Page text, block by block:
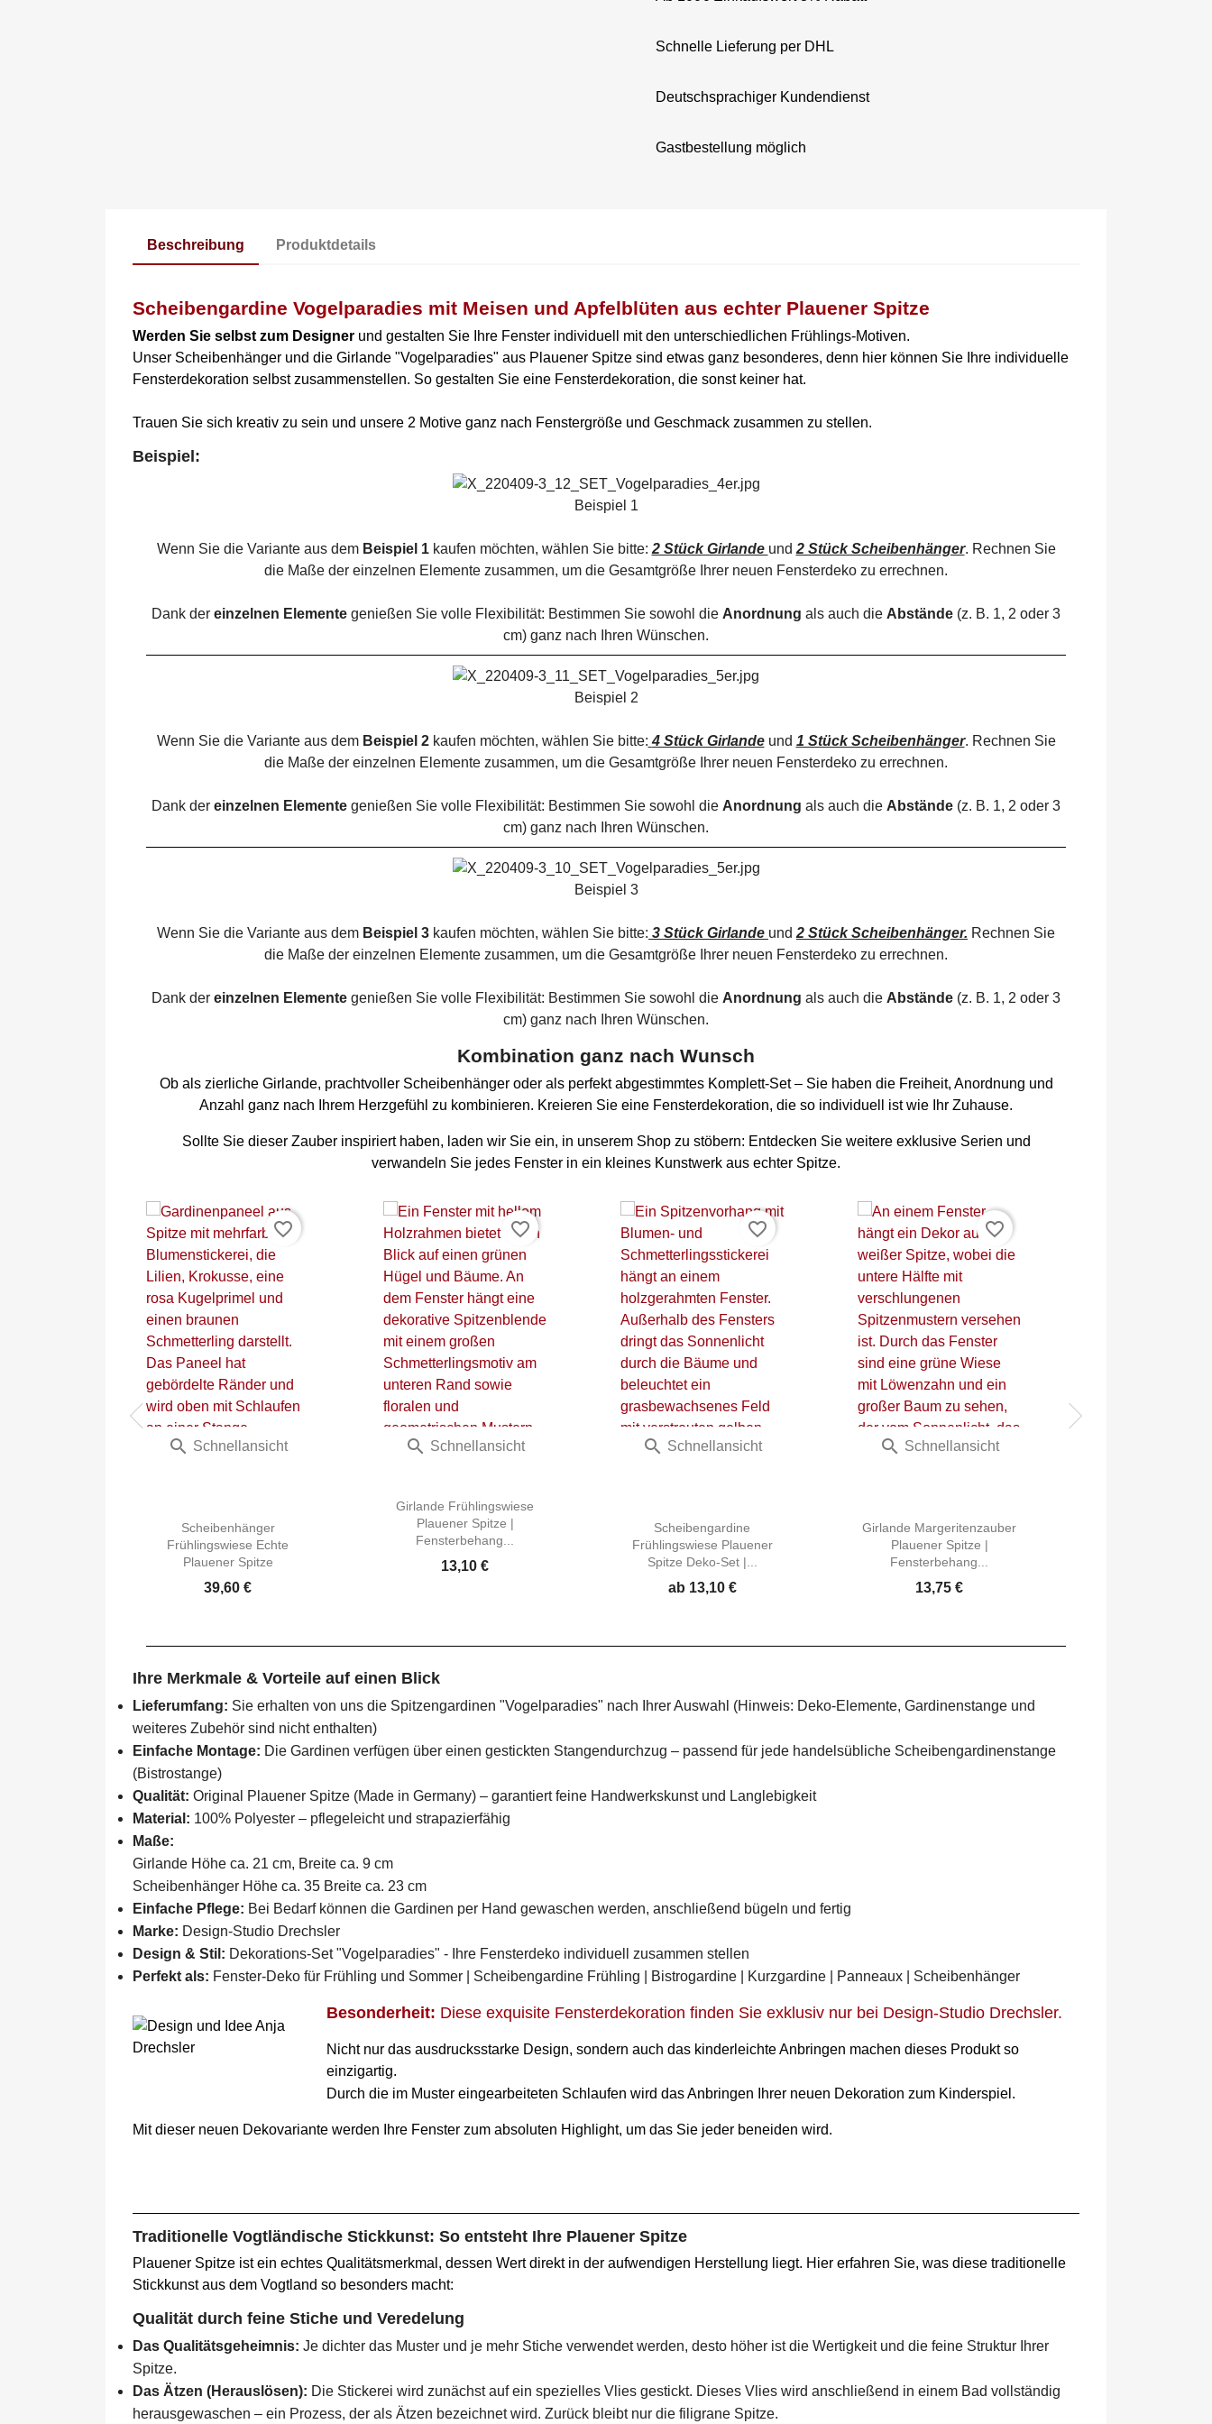
Schnelle Lieferung per DHL
Deutschsprachiger Kundendienst
Gastbestellung möglich
Beschreibung Produktdetails
Scheibengardine Vogelparadies mit Meisen und Apfelblüten aus echter Plauener Spitze
Werden Sie selbst zum Designer und gestalten Sie Ihre Fenster individuell mit den unterschiedlichen Frühlings-Motiven.
Unser Scheibenhänger und die Girlande "Vogelparadies" aus Plauener Spitze sind etwas ganz besonderes, denn hier können Sie Ihre individuelle
Fensterdekoration selbst zusammenstellen. So gestalten Sie eine Fensterdekoration, die sonst keiner hat.
Trauen Sie sich kreativ zu sein und unsere 2 Motive ganz nach Fenstergröße und Geschmack zusammen zu stellen.
Beispiel:
Beispiel 1
Wenn Sie die Variante aus dem Beispiel 1kaufen möchten, wählen Sie bitte: 2 Stück Girlande und 2 Stück Scheibenhänger. Rechnen Sie
die Maße der einzelnen Elemente zusammen, um die Gesamtgröße Ihrer neuen Fensterdeko zu errechnen.
Dank der einzelnen Elemente genießen Sie volle Flexibilität: Bestimmen Sie sowohl die Anordnung als auch die Abstände (z. B. 1, 2 oder 3
cm) ganz nach Ihren Wünschen.
Beispiel 2
Wenn Sie die Variante aus dem Beispiel 2kaufen möchten, wählen Sie bitte: 4 Stück Girlandeund 1 Stück Scheibenhänger. Rechnen Sie
die Maße der einzelnen Elemente zusammen, um die Gesamtgröße Ihrer neuen Fensterdeko zu errechnen.
Dank der einzelnen Elemente genießen Sie volle Flexibilität: Bestimmen Sie sowohl die Anordnung als auch die Abstände (z. B. 1, 2 oder 3
cm) ganz nach Ihren Wünschen.
Beispiel 3
Wenn Sie die Variante aus dem Beispiel 3 kaufen möchten, wählen Sie bitte: 3 Stück Girlande und 2 Stück Scheibenhänger. Rechnen Sie
die Maße der einzelnen Elemente zusammen, um die Gesamtgröße Ihrer neuen Fensterdeko zu errechnen.
Dank der einzelnen Elemente genießen Sie volle Flexibilität: Bestimmen Sie sowohl die Anordnung als auch die Abstände (z. B. 1, 2 oder 3
cm) ganz nach Ihren Wünschen.
Kombination ganz nach Wunsch
Ob als zierliche Girlande, prachtvoller Scheibenhänger oder als perfekt abgestimmtes Komplett-Set – Sie haben die Freiheit, Anordnung und
Anzahl ganz nach Ihrem Herzgefühl zu kombinieren. Kreieren Sie eine Fensterdekoration, die so individuell ist wie Ihr Zuhause.
Sollte Sie dieser Zauber inspiriert haben, laden wir Sie ein, in unserem Shop zu stöbern: Entdecken Sie weitere exklusive Serien und
verwandeln Sie jedes Fenster in ein kleines Kunstwerk aus echter Spitze.
Scheibenhänger
Frühlingswiese Echte
Plauener Spitze
39,60 €
 Schnellansicht
favorite_border
Girlande Frühlingswiese
Plauener Spitze |
Fensterbehang...
13,10 €
 Schnellansicht
favorite_border
Scheibengardine
Frühlingswiese Plauener
Spitze Deko-Set |...
ab 13,10 €
 Schnellansicht
favorite_border
Girlande Margeritenzauber
Plauener Spitze |
Fensterbehang...
13,75 €
 Schnellansicht
favorite_border
Ihre Merkmale & Vorteile auf einen Blick
Lieferumfang: Sie erhalten von uns die Spitzengardinen "Vogelparadies" nach Ihrer Auswahl (Hinweis: Deko-Elemente, Gardinenstange und
weiteres Zubehör sind nicht enthalten)
Einfache Montage: Die Gardinen verfügen über einen gestickten Stangendurchzug – passend für jede handelsübliche Scheibengardinenstange
(Bistrostange)
Qualität: Original Plauener Spitze (Made in Germany) – garantiert feine Handwerkskunst und Langlebigkeit
Material: 100% Polyester – pflegeleicht und strapazierfähig
Maße:
Girlande Höhe ca. 21 cm, Breite ca. 9 cm
Scheibenhänger Höhe ca. 35 Breite ca. 23 cm
Einfache Pflege: Bei Bedarf können die Gardinen per Hand gewaschen werden, anschließend bügeln und fertig
Marke: Design-Studio Drechsler
Design & Stil: Dekorations-Set "Vogelparadies" - Ihre Fensterdeko individuell zusammen stellen
Perfekt als: Fenster-Deko für Frühling und Sommer | Scheibengardine Frühling | Bistrogardine | Kurzgardine | Panneaux | Scheibenhänger
Besonderheit: Diese exquisite Fensterdekoration finden Sie exklusiv nur bei Design-Studio Drechsler.
Nicht nur das ausdrucksstarke Design, sondern auch das kinderleichte Anbringen machen dieses Produkt so
einzigartig.
Durch die im Muster eingearbeiteten Schlaufen wird das Anbringen Ihrer neuen Dekoration zum Kinderspiel.
Mit dieser neuen Dekovariante werden Ihre Fenster zum absoluten Highlight, um das Sie jeder beneiden wird.
Traditionelle Vogtländische Stickkunst: So entsteht Ihre Plauener Spitze
Plauener Spitze ist ein echtes Qualitätsmerkmal, dessen Wert direkt in der aufwendigen Herstellung liegt. Hier erfahren Sie, was diese traditionelle
Stickkunst aus dem Vogtland so besonders macht:
Qualität durch feine Stiche und Veredelung
Das Qualitätsgeheimnis: Je dichter das Muster und je mehr Stiche verwendet werden, desto höher ist die Wertigkeit und die feine Struktur Ihrer
Spitze.
Das Ätzen (Herauslösen): Die Stickerei wird zunächst auf ein spezielles Vlies gestickt. Dieses Vlies wird anschließend in einem Bad vollständig
herausgewaschen – ein Prozess, der als Ätzen bezeichnet wird. Zurück bleibt nur die filigrane Spitze.